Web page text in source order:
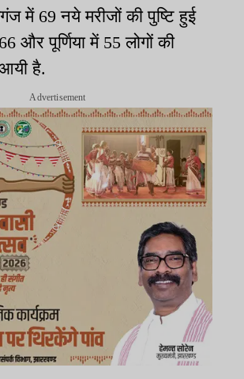
में 69 नये मरीजों की पुष्टि हुई
और पूर्णिया में 55 लोगों की
आयी है.
Advertisement